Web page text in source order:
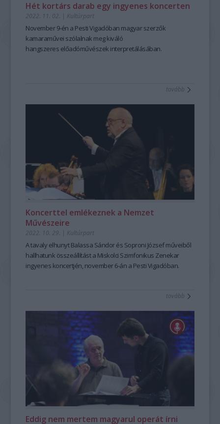
Hét kortárs darab egy ingyenes koncerten
2022. 11. 02. | Kultúrpart
November 9-én a Pesti Vigadóban magyar szerzők
kamaraművei szólalnak meg kiváló
hangszeres előadóművészek interpretálásában.
tovább
Koncerttel emlékeznek a Nemzet
Művészeire
2022. 10. 29. | Kultúrpart
A tavaly elhunyt Balassa Sándor és Soproni József műveiből
hallhatunk összeállítást a Miskolci Szimfonikus Zenekar
ingyenes koncertjén, november 6-án a Pesti Vigadóban.
tovább
Eddig nem mertem magyarul operát írni